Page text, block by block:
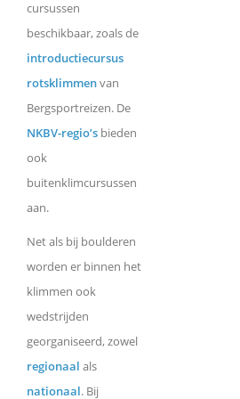
cursussen
beschikbaar, zoals de
introductiecursus
rotsklimmenvan
Bergsportreizen. De
NKBV-regio’s bieden
ook
buitenklimcursussen
aan.
Net als bij boulderen
worden er binnen het
klimmen ook
wedstrijden
georganiseerd, zowel
regionaal als
nationaal. Bij